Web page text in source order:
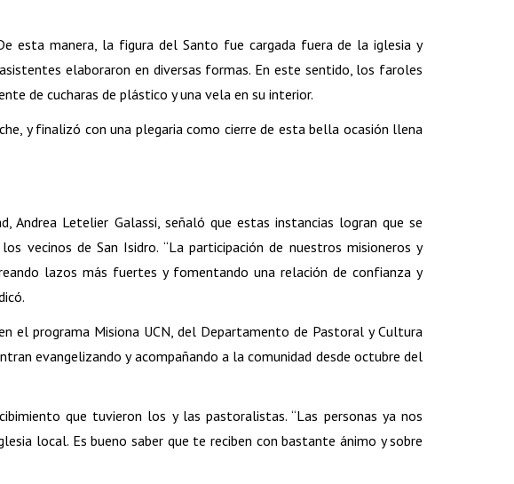
esta manera, la figura del Santo fue cargada fuera de la iglesia y
elaboraron en diversas formas. En este sentido, los faroles
de cucharas de plástico y una vela en su interior.
y finalizó con una plegaria como cierre de esta bella ocasión llena
Andrea Letelier Galassi, señaló que estas instancias logran que se
vecinos de San Isidro. “La participación de nuestros misioneros y
lazos más fuertes y fomentando una relación de confianza y
el programa Misiona UCN, del Departamento de Pastoral y Cultura
evangelizando y acompañando a la comunidad desde octubre del
que tuvieron los y las pastoralistas. “Las personas ya nos
local. Es bueno saber que te reciben con bastante ánimo y sobre